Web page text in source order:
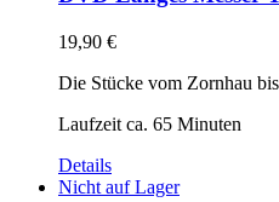
19,90 €
Die Stücke vom Zornhau
Laufzeit ca. 65 Minuten
Details
Nicht auf Lager